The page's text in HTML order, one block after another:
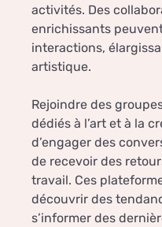
activités. Des
enrichissants
interactions,
artistique.
Rejoindre des
dédiés à l’art et à la
d’engager des
de recevoir des
travail. Ces
découvrir des
s’informer des